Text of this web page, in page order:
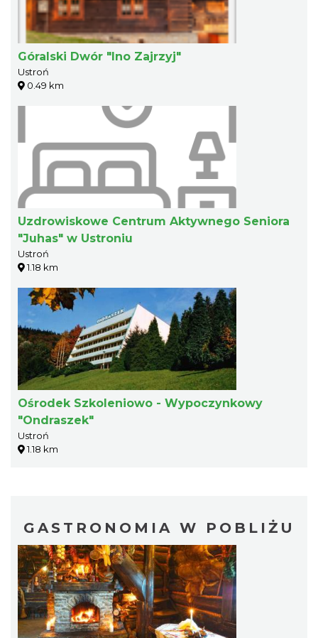
Góralski Dwór "Ino Zajrzyj"
Ustroń
0.49 km
Uzdrowiskowe Centrum Aktywnego Seniora
"Juhas" w Ustroniu
Ustroń
1.18 km
Ośrodek Szkoleniowo - Wypoczynkowy
"Ondraszek"
Ustroń
1.18 km
GASTRONOMIA W POBLIŻU